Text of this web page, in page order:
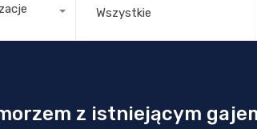
z istniejącym